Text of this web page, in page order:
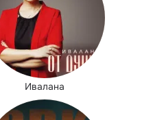
Ивалана